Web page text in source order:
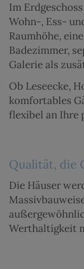
Im
Wohn-, Ess-
Raumhöhe,
Badezimmer,
Galerie als
Ob Leseecke,
komfortables
flexibel an Ihre
Qualität, die
Die Häuser
Werthaltigkeit